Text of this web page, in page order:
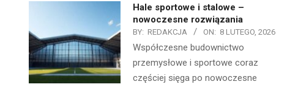
Hale sportowe i stalowe –
nowoczesne rozwiązania
BY: REDAKCJA ON: 8 LUTEGO, 2026
Współczesne budownictwo
przemysłowe i sportowe coraz
częściej sięga po nowoczesne